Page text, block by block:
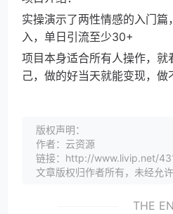
实操演示了两性情感的入门
入，单日引流至少30+
项目本身适合所有人操作，就
己，做的好当天就能变现，做
版权声明：
作者：云资源
链接：http://www.livip.net/
文章版权归作者所有，未经允许
THE